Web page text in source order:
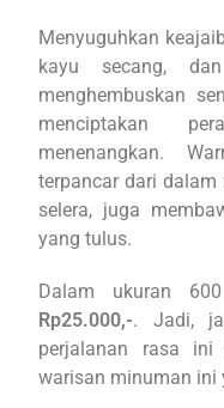
Menyuguhkan
kayu secang,
menghembuskan
menciptakan
menenangkan.
terpancar dari
selera, juga
yang tulus.
Dalam ukuran
Rp25.000,-. Jadi,
perjalanan rasa ini
warisan minuman ini